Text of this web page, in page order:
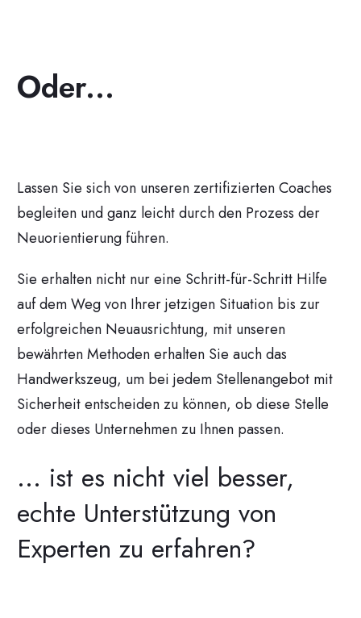
Oder...
Lassen Sie sich von unseren zertifizierten Coaches
begleiten und ganz leicht durch den Prozess der
Neuorientierung führen.
Sie erhalten nicht nur eine Schritt-für-Schritt Hilfe
auf dem Weg von Ihrer jetzigen Situation bis zur
erfolgreichen Neuausrichtung, mit unseren
bewährten Methoden erhalten Sie auch das
Handwerkszeug, um bei jedem Stellenangebot mit
Sicherheit entscheiden zu können, ob diese Stelle
oder dieses Unternehmen zu Ihnen passen.
... ist es nicht viel besser,
echte Unterstützung von
Experten zu erfahren?